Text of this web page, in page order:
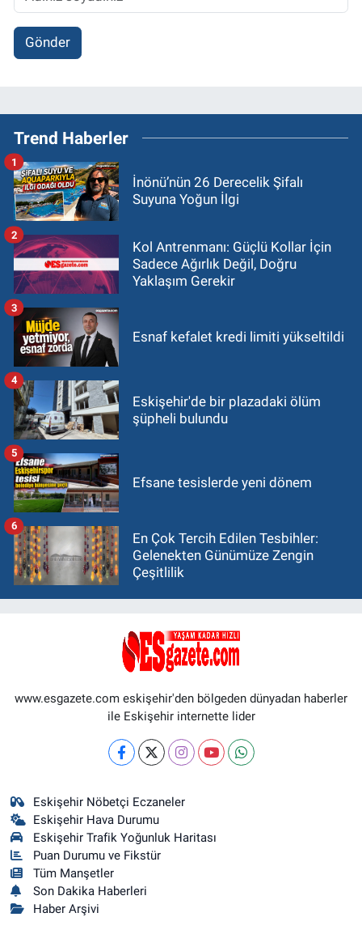
Gönder
Trend Haberler
İnönü’nün 26 Derecelik Şifalı
Suyuna Yoğun İlgi
1
Kol Antrenmanı: Güçlü Kollar İçin
Sadece Ağırlık Değil, Doğru
Yaklaşım Gerekir
2
Esnaf kefalet kredi limiti yükseltildi
3
Eskişehir'de bir plazadaki ölüm
şüpheli bulundu
4
Efsane tesislerde yeni dönem
5
En Çok Tercih Edilen Tesbihler:
Gelenekten Günümüze Zengin
Çeşitlilik
6
www.esgazete.com eskişehir'den bölgeden dünyadan haberler
ile Eskişehir internette lider
Eskişehir Nöbetçi Eczaneler
Eskişehir Hava Durumu
Eskişehir Trafik Yoğunluk Haritası
Puan Durumu ve Fikstür
Tüm Manşetler
Son Dakika Haberleri
Haber Arşivi